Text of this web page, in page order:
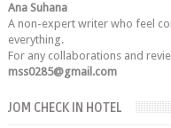
Ana Suhana
A non-expert writer who feel
everything.
For any collaborations and
mss0285@gmail.com
JOM CHECK IN HOTEL